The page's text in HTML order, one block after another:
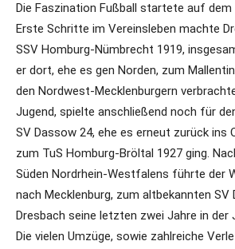
Die Faszination Fußball startete auf dem
Erste Schritte im Vereinsleben machte
SSV Homburg-Nümbrecht 1919,
er dort, ehe es gen Norden, zum
den Nordwest-Mecklenburgern
Jugend, spielte anschließend noch für
SV Dassow 24, ehe es erneut zurück ins
zum TuS Homburg-Bröltal 1927 ging.
Süden Nordrhein-Westfalens führte der
nach Mecklenburg, zum altbekannten SV
Dresbach seine letzten zwei Jahre in der
Die vielen Umzüge, sowie zahlreiche